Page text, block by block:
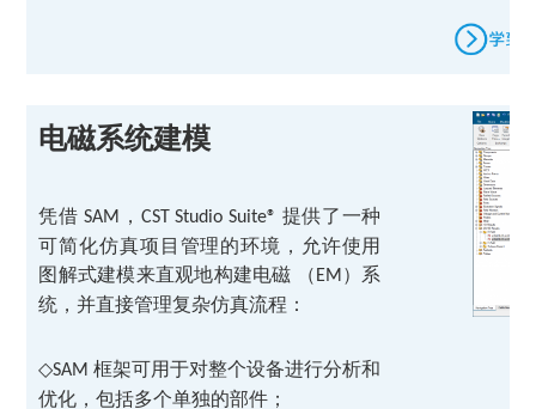
电磁系统建模
凭借 SAM ， CST Studio Suite® 提供了一种
可简化仿真项目管理的环境，允许使用
图解式建模来直观地构建电磁 （ EM ）系
统，并直接管理复杂仿真流程：
◇SAM框架可用于对整个设备进行分析和
优化，包括多个单独的部件；